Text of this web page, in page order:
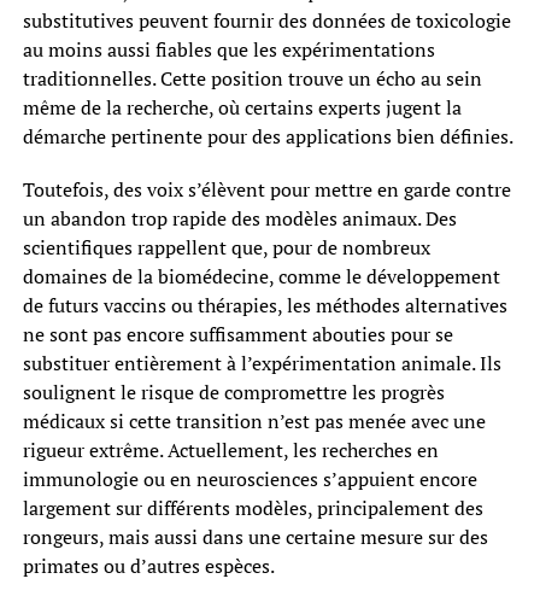
substitutives peuvent fournir des données de toxicologie
au moins aussi fiables que les expérimentations
traditionnelles. Cette position trouve un écho au sein
même de la recherche, où certains experts jugent la
démarche pertinente pour des applications bien définies.
Toutefois, des voix s’élèvent pour mettre en garde contre
un abandon trop rapide des modèles animaux. Des
scientifiques rappellent que, pour de nombreux
domaines de la biomédecine, comme le développement
de futurs vaccins ou thérapies, les méthodes alternatives
ne sont pas encore suffisamment abouties pour se
substituer entièrement à l’expérimentation animale. Ils
soulignent le risque de compromettre les progrès
médicaux si cette transition n’est pas menée avec une
rigueur extrême. Actuellement, les recherches en
immunologie ou en neurosciences s’appuient encore
largement sur différents modèles, principalement des
rongeurs, mais aussi dans une certaine mesure sur des
primates ou d’autres espèces.